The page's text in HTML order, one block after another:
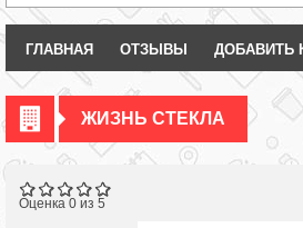
ГЛАВНАЯ ОТЗЫВЫ ДОБАВИТЬ
ЖИЗНЬ СТЕКЛА
Оценка 0 из 5